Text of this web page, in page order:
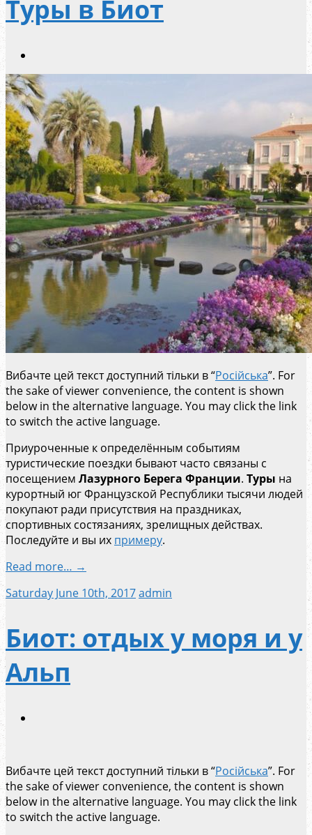
Туры в Биот
Вибачте цей текст доступний тільки в “Російська”. For
the sake of viewer convenience, the content is shown
below in the alternative language. You may click the link
to switch the active language.
Приуроченные к определённым событиям
туристические поездки бывают часто связаны с
посещением Лазурного Берега Франции. Туры на
курортный юг Французской Республики тысячи людей
покупают ради присутствия на праздниках,
спортивных состязаниях, зрелищных действах.
Последуйте и вы их примеру.
Read more… →
Saturday June 10th, 2017admin
Биот: отдых у моря и у
Альп
Вибачте цей текст доступний тільки в “Російська”. For
the sake of viewer convenience, the content is shown
below in the alternative language. You may click the link
to switch the active language.